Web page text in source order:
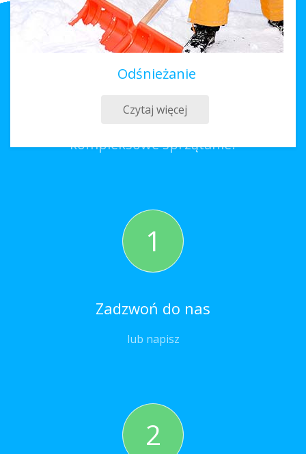
Odśnieżanie
Czytaj więcej
kompleksowe sprzątanie?
1
Zadzwoń do nas
lub napisz
2